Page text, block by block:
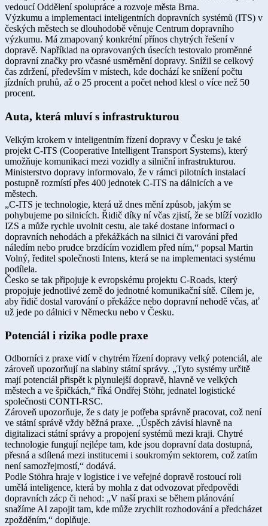
vedoucí Oddělení spolupráce a rozvoje města Brna.
Výzkumu a implementaci inteligentních dopravních systémů (ITS) v
českých městech se dlouhodobě věnuje Centrum dopravního
výzkumu. Má zmapovaný konkrétní přínos chytrých řešení v
dopravě. Například na opravovaných úsecích testovalo proměnné
dopravní značky pro včasné usměrnění dopravy. Snížil se celkový
čas zdržení, především v místech, kde dochází ke snížení počtu
jízdních pruhů, až o 25 procent a počet nehod klesl o více než 50
procent.
Auta, která mluví s infrastrukturou
Velkým krokem v inteligentním řízení dopravy v Česku je také
projekt C-ITS (Cooperative Intelligent Transport Systems), který
umožňuje komunikaci mezi vozidly a silniční infrastrukturou.
Ministerstvo dopravy informovalo, že v rámci pilotních instalací
postupně rozmístí přes 400 jednotek C-ITS na dálnicích a ve
městech.
„C-ITS je technologie, která už dnes mění způsob, jakým se
pohybujeme po silnicích. Řidič díky ní včas zjistí, že se blíží vozidlo
IZS a může rychle uvolnit cestu, ale také dostane informaci o
dopravních nehodách a překážkách na silnici či varování před
náledím nebo prudce brzdícím vozidlem před ním,“ popsal Martin
Volný, ředitel společnosti Intens, která se na implementaci systému
podílela.
Česko se tak připojuje k evropskému projektu C-Roads, který
propojuje jednotlivé země do jednotné komunikační sítě. Cílem je,
aby řidič dostal varování o překážce nebo dopravní nehodě včas, ať
už jede po dálnici v Německu nebo v Česku.
Potenciál i rizika podle praxe
Odborníci z praxe vidí v chytrém řízení dopravy velký potenciál, ale
zároveň upozorňují na slabiny státní správy. „Tyto systémy určitě
mají potenciál přispět k plynulejší dopravě, hlavně ve velkých
městech a ve špičkách,“ říká Ondřej Stöhr, jednatel logistické
společnosti CONTI-RSC.
Zároveň upozorňuje, že s daty je potřeba správně pracovat, což není
ve státní správě vždy běžná praxe. „Úspěch závisí hlavně na
digitalizaci státní správy a propojení systémů mezi kraji. Chytré
technologie fungují nejlépe tam, kde jsou dopravní data dostupná,
přesná a sdílená mezi institucemi i soukromým sektorem, což zatím
není samozřejmostí,“ dodává.
Podle Stöhra hraje v logistice i ve veřejné dopravě rostoucí roli
umělá inteligence, která by mohla z dat odvozovat předpovědi
dopravních zácp či nehod: „V naší praxi se během plánování
snažíme AI zapojit tam, kde může zrychlit rozhodování a předcházet
zpožděním,“ doplňuje.